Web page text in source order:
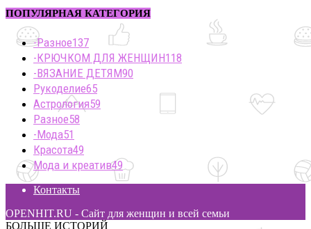
ПОПУЛЯРНАЯ КАТЕГОРИЯ
-Разное137
-КРЮЧКОМ ДЛЯ ЖЕНЩИН118
-ВЯЗАНИЕ ДЕТЯМ90
Рукоделие65
Астрология59
Разное58
-Мода51
Красота49
Мода и креатив49
Контакты
OPENHIT.RU - Сайт для женщин и всей семьи
БОЛЬШЕ ИСТОРИЙ